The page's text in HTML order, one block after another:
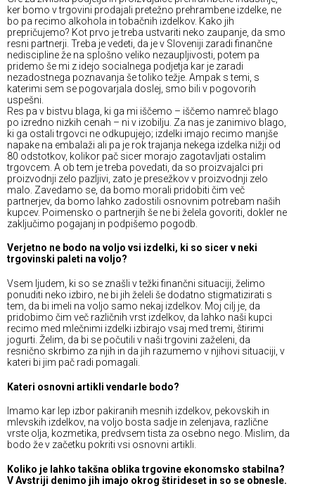
ker bomo v trgovini prodajali pretežno prehrambene izdelke, ne
bo pa recimo alkohola in tobačnih izdelkov. Kako jih
prepričujemo? Kot prvo je treba ustvariti neko zaupanje, da smo
resni partnerji. Treba je vedeti, da je v Sloveniji zaradi finančne
nediscipline že na splošno veliko nezaupljivosti, potem pa
pridemo še mi z idejo socialnega podjetja kar je zaradi
nezadostnega poznavanja še toliko težje. Ampak s temi, s
katerimi sem se pogovarjala doslej, smo bili v pogovorih
uspešni.
Res pa v bistvu blaga, ki ga mi iščemo – iščemo namreč blago
po izredno nizkih cenah – ni v izobilju. Za nas je zanimivo blago,
ki ga ostali trgovci ne odkupujejo; izdelki imajo recimo manjše
napake na embalaži ali pa je rok trajanja nekega izdelka nižji od
80 odstotkov, kolikor pač sicer morajo zagotavljati ostalim
trgovcem. A ob tem je treba povedati, da so proizvajalci pri
proizvodnji zelo pazljivi, zato je presežkov v proizvodnji zelo
malo. Zavedamo se, da bomo morali pridobiti čim več
partnerjev, da bomo lahko zadostili osnovnim potrebam naših
kupcev. Poimensko o partnerjih še ne bi želela govoriti, dokler ne
zaključimo pogajanj in podpišemo pogodb.
Verjetno ne bodo na voljo vsi izdelki, ki so sicer v neki
trgovinski paleti na voljo?
Vsem ljudem, ki so se znašli v težki finančni situaciji, želimo
ponuditi neko izbiro, ne bi jih želeli še dodatno stigmatizirati s
tem, da bi imeli na voljo samo nekaj izdelkov. Moj cilj je, da
pridobimo čim več različnih vrst izdelkov, da lahko naši kupci
recimo med mlečnimi izdelki izbirajo vsaj med tremi, štirimi
jogurti. Želim, da bi se počutili v naši trgovini zaželeni, da
resnično skrbimo za njih in da jih razumemo v njihovi situaciji, v
kateri bi jim pač radi pomagali.
Kateri osnovni artikli vendarle bodo?
Imamo kar lep izbor pakiranih mesnih izdelkov, pekovskih in
mlevskih izdelkov, na voljo bosta sadje in zelenjava, različne
vrste olja, kozmetika, predvsem tista za osebno nego. Mislim, da
bodo že v začetku pokriti vsi osnovni artikli.
Koliko je lahko takšna oblika trgovine ekonomsko stabilna?
V Avstriji denimo jih imajo okrog štirideset in so se obnesle.